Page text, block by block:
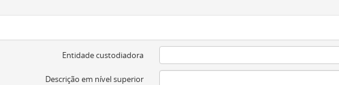
Entidade custodiadora
Descrição em nível superior